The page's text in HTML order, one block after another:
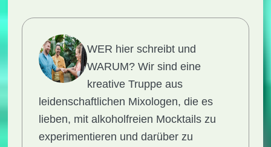
WER hier schreibt und
WARUM?Wir sind eine
kreative Truppe aus
leidenschaftlichen Mixologen, die es
lieben, mit alkoholfreien Mocktails zu
experimentieren und darüber zu